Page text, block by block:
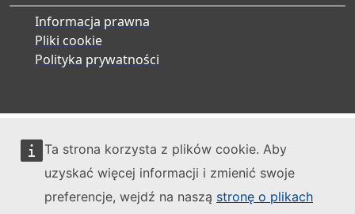
Ta strona korzysta z plików cookie. Aby
uzyskać więcej informacji i zmienić swoje
preferencje, wejdź na naszą stronę o plikach
Informacja prawna
Pliki cookie
Polityka prywatności